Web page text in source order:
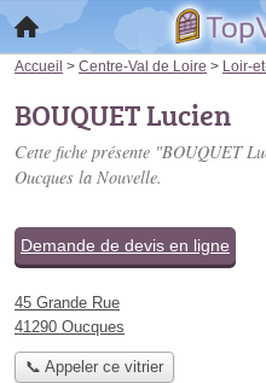
Accueil > Centre-Val de Loire > Loir-
BOUQUET Lucien
Cette fiche présente "BOUQUET
Oucques la Nouvelle.
Demande de devis en ligne
45 Grande Rue
41290 Oucques
📞 Appeler ce vitrier